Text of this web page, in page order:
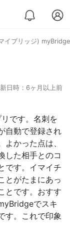
イブリッジ) myBridge
日時：6ヶ月以上前
です。名刺を
自動で登録され
かった点は、
した相手とのコ
です。イマイチ
とがたまにあっ
とです。おすす
でスキ
す。これで印象